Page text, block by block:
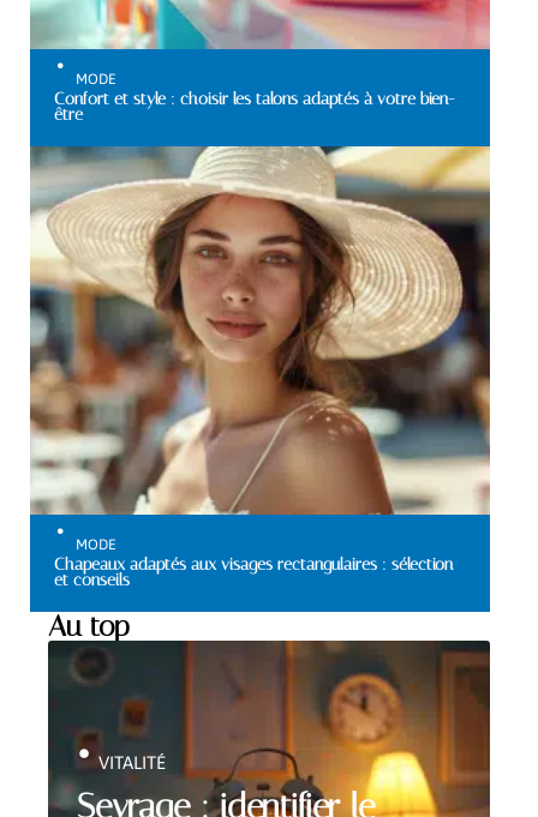
MODE
Confort et style : choisir les talons adaptés à votre bien-
être
MODE
Chapeaux adaptés aux visages rectangulaires : sélection
et conseils
Au top
Sevrage : identifier le
VITALITÉ